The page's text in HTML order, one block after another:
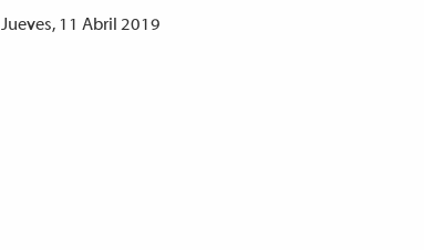
Jueves, 11 Abril 2019